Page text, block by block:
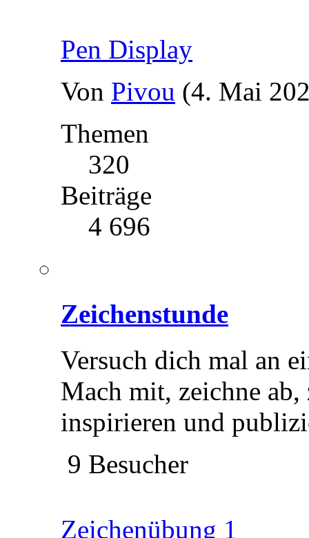
Pen Display
Von Pivou (4. Mai
Themen
320
Beiträge
4 696
Zeichenstunde
Versuch dich mal an
Mach mit, zeichne
inspirieren und
9 Besucher
Zeichenübung 1